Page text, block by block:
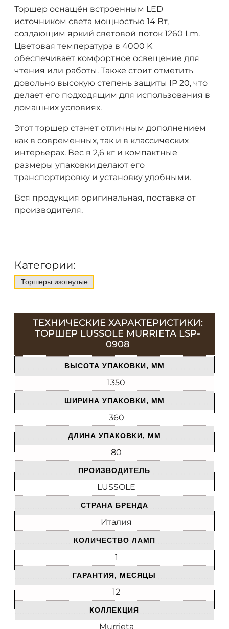
Торшер оснащён встроенным LED
источником светa мощностью 14 Вт,
создающим яркий световой поток 1260 Lm.
Цветовая температура в 4000 K
обеспечивает комфортное освещение для
чтения или работы. Также стоит отметить
довольно высокую степень защиты IP 20, что
делает его подходящим для использования в
домашних условиях.
Этот торшер станет отличным дополнением
как в современных, так и в классических
интерьерах. Вес в 2,6 кг и компактные
размеры упаковки делают его
транспортировку и установку удобными.
Вся продукция оригинальная, поставка от
производителя.
Категории:
Торшеры изогнутые
ТЕХНИЧЕСКИЕ ХАРАКТЕРИСТИКИ:
ТОРШЕР LUSSOLE MURRIETA LSP-
0908
ВЫСОТА УПАКОВКИ, ММ
1350
ШИРИНА УПАКОВКИ, ММ
360
ДЛИНА УПАКОВКИ, ММ
80
ПРОИЗВОДИТЕЛЬ
LUSSOLE
СТРАНА БРЕНДА
Италия
КОЛИЧЕСТВО ЛАМП
1
ГАРАНТИЯ, МЕСЯЦЫ
12
КОЛЛЕКЦИЯ
Murrieta